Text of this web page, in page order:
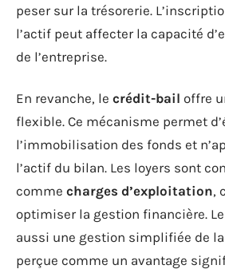
peser sur la trésorerie.
l’actif peut affecter la capacité
de l’entreprise.
En revanche, le crédit-bail offre
flexible. Ce mécanisme permet
l’immobilisation des fonds et
l’actif du bilan. Les loyers sont
comme charges d’exploitation,
optimiser la gestion financière.
aussi une gestion simplifiée de la
perçue comme un avantage